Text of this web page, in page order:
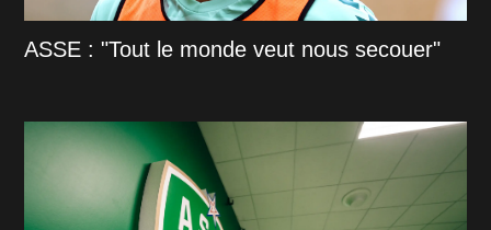
ASSE : "Tout le monde veut nous secouer"